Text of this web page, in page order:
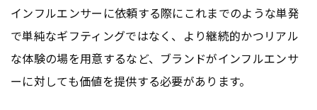
インフルエンサーに依頼する際にこれまでのような単発
で単純なギフティングではなく、より継続的かつリアル
な体験の場を用意するなど、ブランドがインフルエンサ
ーに対しても価値を提供する必要があります。